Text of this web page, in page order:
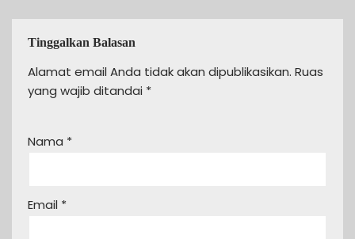
Tinggalkan Balasan
Alamat email Anda tidak akan dipublikasikan. Ruas
yang wajib ditandai *
Nama *
Email *